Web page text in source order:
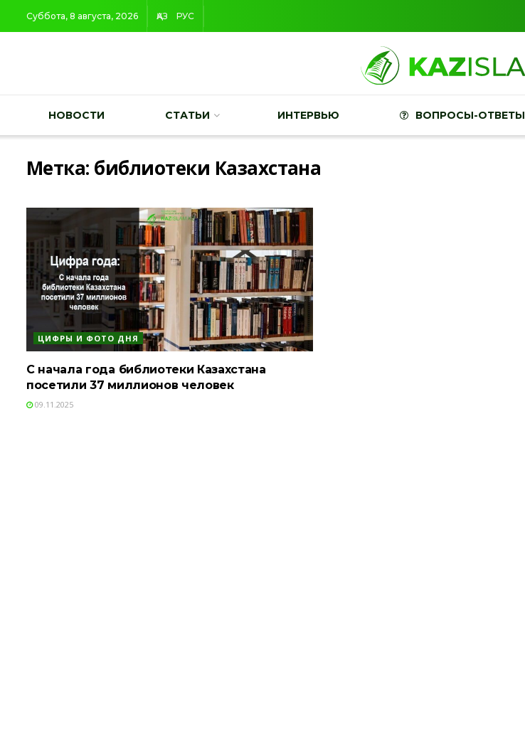
Суббота, 8 августа, 2026 ҚАЗ РУС
НОВОСТИ СТАТЬИ ИНТЕРВЬЮ ВОПРОСЫ-ОТВЕТЫ
Метка: библиотеки Казахстана
ЦИФРЫ И ФОТО ДНЯ
С начала года библиотеки Казахстана
посетили 37 миллионов человек
09.11.2025